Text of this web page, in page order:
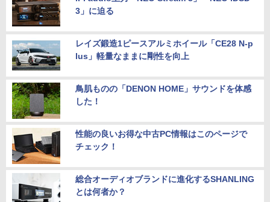
3」に迫る
レイズ鍛造1ピースアルミホイール「CE28 N-p
lus」軽量なままに剛性を向上
鳥肌ものの「DENON HOME」サウンドを体感
した！
性能の良いお得な中古PC情報はこのページで
チェック！
総合オーディオブランドに進化するSHANLING
とは何者か？